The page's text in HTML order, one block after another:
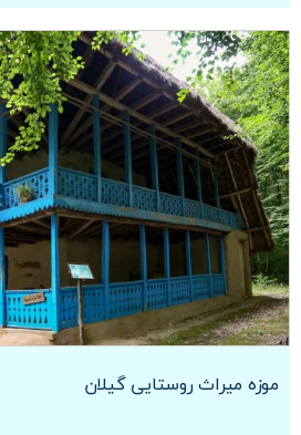
موزه میراث روستایی گیلان